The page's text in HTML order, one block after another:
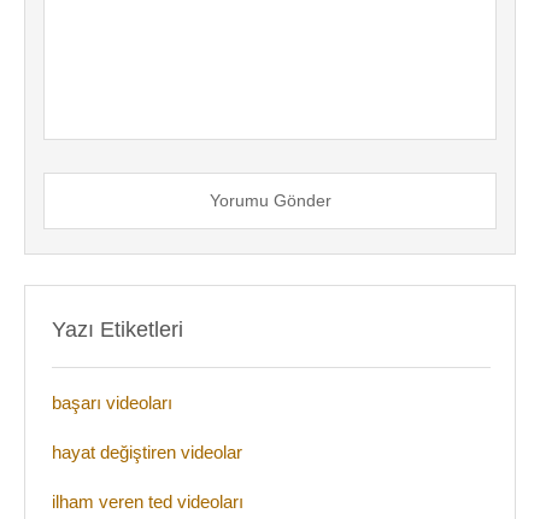
Yorumu Gönder
Yazı Etiketleri
başarı videoları
hayat değiştiren videolar
ilham veren ted videoları